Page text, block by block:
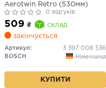
Aerotwin Retro (530мм)
0 відгуків
509 ₴
склад
закінчується
Артикул:
3 397 008 536
BOSCH
Німеччина
КУПИТИ